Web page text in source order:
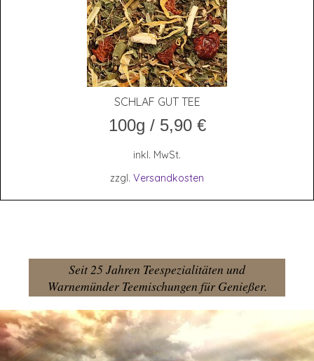
SCHLAF GUT TEE
100g / 5,90 €
inkl. MwSt.
zzgl. Versandkosten
Seit 25 Jahren Teespezialitäten und
Warnemünder Teemischungen für Genießer.